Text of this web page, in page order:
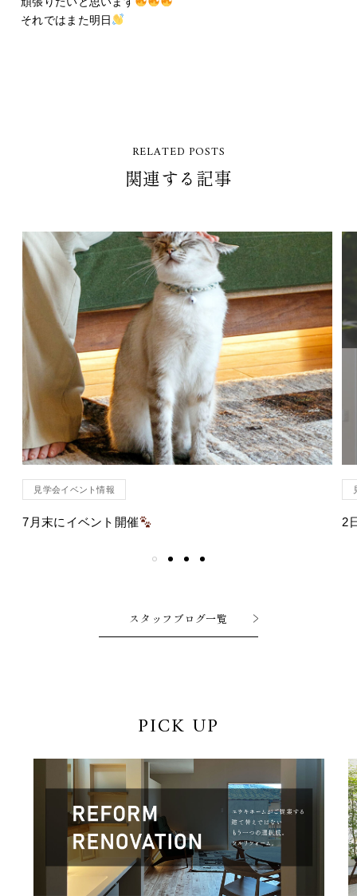
それではまた明日
RELATED POSTS
関連する記事
見学会イベント情報
7月末にイベント開催 2
スタッフブログ一覧
PICK UP